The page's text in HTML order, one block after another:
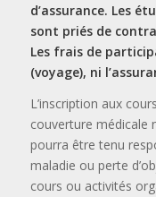
d’assurance. Les
sont priés de
Les frais de
(voyage), ni
L’inscription aux
couverture médicale
pourra être tenu
maladie ou perte
cours ou activités